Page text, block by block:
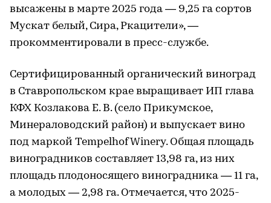
высажены в марте 2025 года — 9,25 га сортов
Мускат белый, Сира, Ркацители», —
прокомментировали в пресс-службе.
Сертифицированный органический виноград
в Ставропольском крае выращивает ИП глава
КФХ Козлакова Е. В. (село Прикумское,
Минераловодский район) и выпускает вино
под маркой Tempelhof Winery. Общая площадь
виноградников составляет 13,98 га, из них
площадь плодоносящего виноградника — 11 га,
а молодых — 2,98 га. Отмечается, что 2025-